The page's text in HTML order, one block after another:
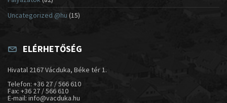
Uncategorized @hu (15)
ELÉRHETŐSÉG
Hivatal 2167 Vácduka, Béke tér 1.
Telefon: +36 27 / 566 610
Fax: +36 27 / 566 610
E-mail: info@vacduka.hu